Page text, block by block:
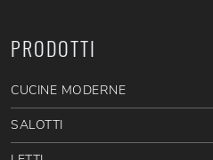
PRODOTTI
CUCINE MODERNE
SALOTTI